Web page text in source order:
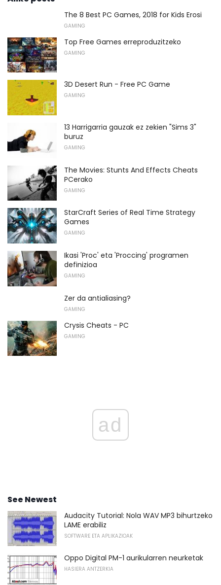
The 8 Best PC Games, 2018 for Kids Erosi
GAMING
Top Free Games erreproduzitzeko
GAMING
3D Desert Run - Free PC Game
GAMING
13 Harrigarria gauzak ez zekien "Sims 3"
buruz
GAMING
The Movies: Stunts And Effects Cheats
PCerako
GAMING
StarCraft Series of Real Time Strategy
Games
GAMING
Ikasi 'Proc' eta 'Proccing' programen
definizioa
GAMING
Zer da antialiasing?
GAMING
Crysis Cheats - PC
GAMING
ad
See Newest
Audacity Tutorial: Nola WAV MP3 bihurtzeko
LAME erabiliz
SOFTWARE ETA APLIKAZIOAK
Oppo Digital PM-1 aurikularren neurketak
HASIERA ANTZERKIA